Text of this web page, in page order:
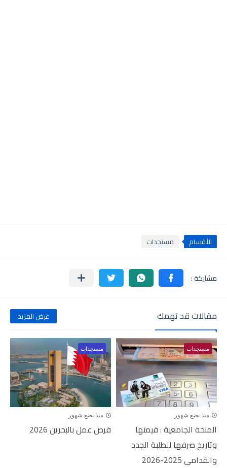
الأقسام مستجدات
مقالات قد تهمك عرض المزيد
مستجدات
منذ بضع شهور
المنحة الجامعية : قيمتها
وتاريخ صرفها للطلبة الجدد
والقدامى 2025-2026
مستجدات
منذ بضع شهور
فرص عمل بالبحرين 2026